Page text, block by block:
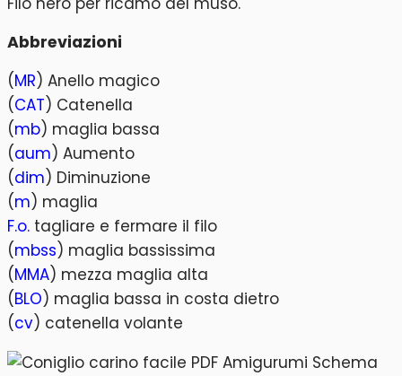
Abbreviazioni
(MR) Anello magico
(CAT) Catenella
(mb) maglia bassa
(aum) Aumento
(dim) Diminuzione
(m) maglia
F.o. tagliare e fermare il filo
(mbss) maglia bassissima
(MMA) mezza maglia alta
(BLO) maglia bassa in costa dietro
(cv) catenella volante